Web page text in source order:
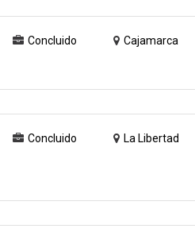
Concluido Cajamarca
Concluido La Libertad